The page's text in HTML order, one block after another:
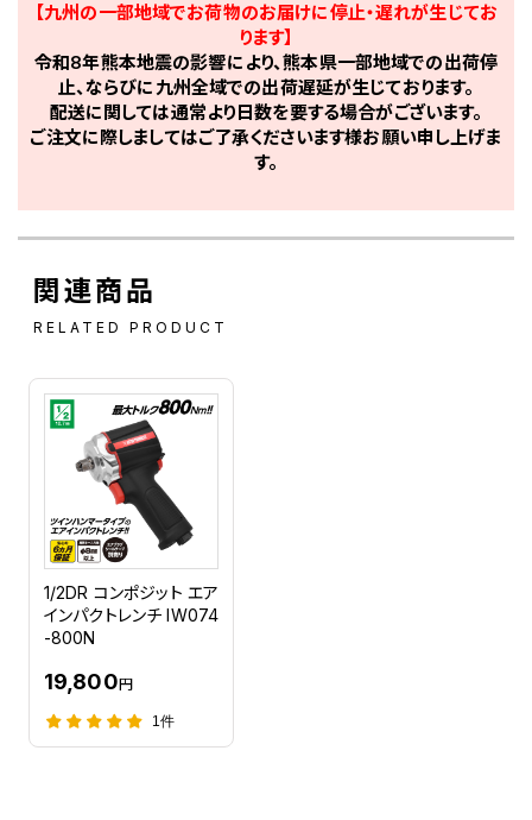
【九州の一部地域でお荷物のお届けに停止・遅れが生じてお
ります】
令和8年熊本地震の影響により、熊本県一部地域での出荷停
止、ならびに九州全域での出荷遅延が生じております。
配送に関しては通常より日数を要する場合がございます。
ご注文に際しましてはご了承くださいます様お願い申し上げま
す。
関連商品
RELATED PRODUCT
1/2DR コンポジット エア
インパクトレンチ IW074
-800N
19,800円
1件